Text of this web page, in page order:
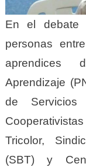
En el debate
personas
aprendices
Aprendizaje
de Servicios
Tricolor,
(SBT) y